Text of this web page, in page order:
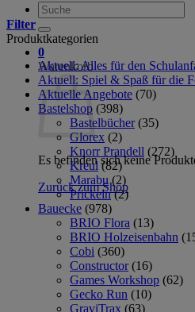
Suche
nach:
0
Warenkorb
Es befinden sich keine
Zurück zum Shop
Filter
Produktkategorien
Aktuell: Alles für den
Aktuell: Spiel & Spaß für die
Aktuelle Angebote (70)
Bastelshop (398)
Bastelbücher (35)
Glorex (2)
Knorr Prandell (272)
Kreul (82)
Marabu (2)
Prickeln (2)
Bauecke (978)
BRIO Flora (13)
BRIO Holzeisenbahn
Cobi (360)
Constructor (16)
Games Workshop (62)
Gecko Run (10)
GraviTrax (63)